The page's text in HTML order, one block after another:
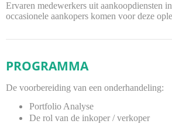
Ervaren medewerkers uit aankoopdiensten
occasionele aankopers komen voor deze
PROGRAMMA
De voorbereiding van een onderhandeling:
Portfolio Analyse
De rol van de inkoper / verkoper